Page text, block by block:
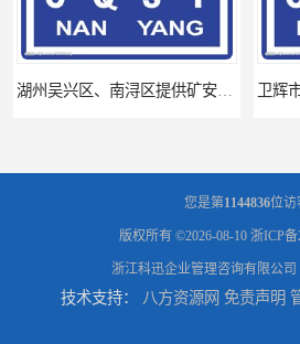
您是第1144836位访
版权所有 ©2026-08-10 浙ICP备
浙江科迅企业管理咨询有限公司
技术支持： 八方资源网 免责声明